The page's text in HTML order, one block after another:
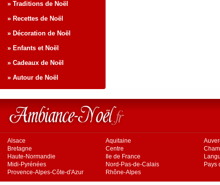
» Traditions de Noël
» Recettes de Noël
» Décoration de Noël
» Enfants et Noël
» Cadeaux de Noël
» Autour de Noël
Alsace Aquitaine
Bretagne
Centre
Haute-Normandie
Ile de France
Midi-Pyrénées
Nord-Pas-de-Calais
Pays
Provence-Alpes-Côte-d'Azur
Rhône-Alpes